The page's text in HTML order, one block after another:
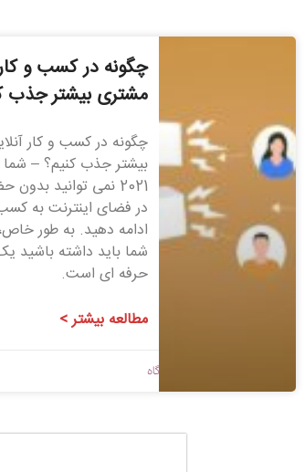
چگونه در کسب و کار
مشتری بیشتر جذب
چگونه در کسب و کار
بیشتر جذب کنیم؟ –
2021 نمی توانید بدون
در فضای اینترنت به
ادامه دهید. به طور
شما باید داشته
حرفه ای است.
مطالعه بیشتر >
بدون دیدگاه